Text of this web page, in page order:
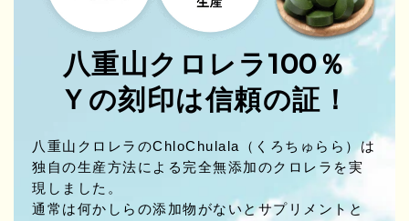
八重山クロレラ100％
Ｙの刻印は信頼の証！
八重山クロレラのChloChulala（くろちゅらら）は
独自の生産方法による完全無添加のクロレラを実
現しました。
通常は何かしらの添加物がないとサプリメントと